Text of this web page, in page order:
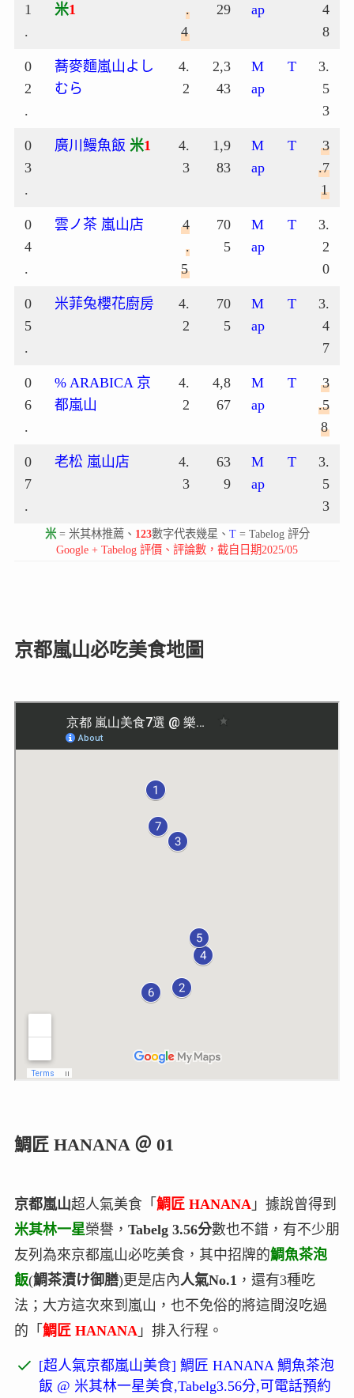
1
.
米1
.
4
29
ap
4
8
0
2
.
蕎麥麵嵐山よし
むら
4.
2
2,3
43
M
ap
T
3.
5
3
0
3
.
廣川鰻魚飯 米1
4.
3
1,9
83
M
ap
T
3
.7
1
0
4
.
雲ノ茶 嵐山店
4
.
5
70
5
M
ap
T
3.
2
0
0
5
.
米菲兔櫻花廚房
4.
2
70
5
M
ap
T
3.
4
7
0
6
.
% ARABICA 京
都嵐山
4.
2
4,8
67
M
ap
T
3
.5
8
0
7
.
老松 嵐山店
4.
3
63
9
M
ap
T
3.
5
3
米= 米其林推薦、 123數字代表幾星、 T= Tabelog 評分
Google + Tabelog 評價、評論數，截自日期2025/05
京都嵐山必吃美食地圖
鯛匠 HANANA ＠ 01
京都嵐山超人氣美食「 鯛匠 HANANA 」據說曾得到
米其林一星榮譽， Tabelg 3.56分數也不錯，有不少朋
友列為來京都嵐山必吃美食，其中招牌的鯛魚茶泡
飯(鯛茶漬け御膳)更是店內人氣No.1 ，還有3種吃
法；大方這次來到嵐山，也不免俗的將這間沒吃過
的「 鯛匠 HANANA 」排入行程。
[超人氣京都嵐山美食] 鯛匠 HANANA 鯛魚茶泡
飯 @ 米其林一星美食,Tabelg3.56分,可電話預約